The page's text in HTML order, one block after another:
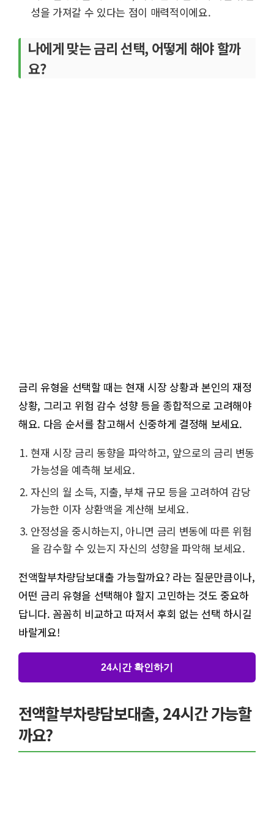
성을 가져갈 수 있다는 점이 매력적이에요.
나에게 맞는 금리 선택, 어떻게 해야 할까
요?
금리 유형을 선택할 때는 현재 시장 상황과 본인의 재정
상황, 그리고 위험 감수 성향 등을 종합적으로 고려해야
해요. 다음 순서를 참고해서 신중하게 결정해 보세요.
현재 시장 금리 동향을 파악하고, 앞으로의 금리 변동
가능성을 예측해 보세요.
자신의 월 소득, 지출, 부채 규모 등을 고려하여 감당
가능한 이자 상환액을 계산해 보세요.
안정성을 중시하는지, 아니면 금리 변동에 따른 위험
을 감수할 수 있는지 자신의 성향을 파악해 보세요.
전액할부차량담보대출 가능할까요? 라는 질문만큼이나,
어떤 금리 유형을 선택해야 할지 고민하는 것도 중요하
답니다. 꼼꼼히 비교하고 따져서 후회 없는 선택 하시길
바랄게요!
24시간 확인하기
전액할부차량담보대출, 24시간 가능할
까요?